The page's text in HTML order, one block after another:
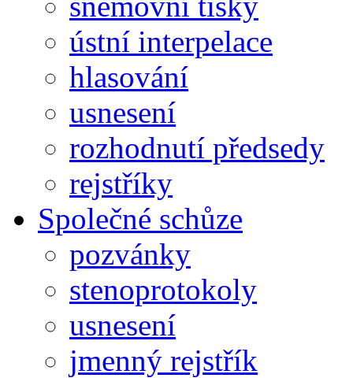
ústní interpelace
hlasování
usnesení
rozhodnutí předsedy
rejstříky
Společné schůze
pozvánky
stenoprotokoly
usnesení
jmenný rejstřík